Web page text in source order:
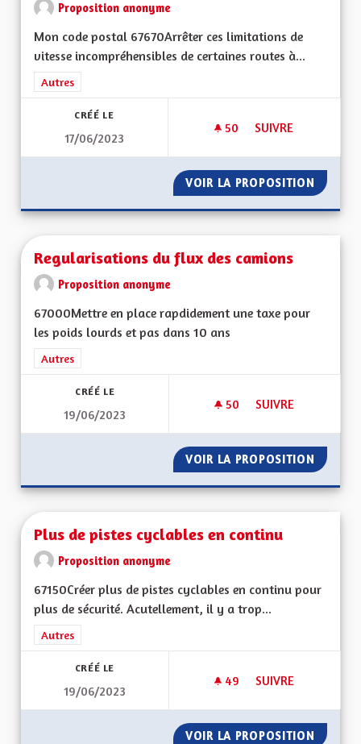
Proposition anonyme
Mon code postal 67670Arrêter ces limitations de
vitesse incompréhensibles de certaines routes à...
Filtrer les résultats de la catégorie : Autres
Autres
CRÉÉ LE
17/06/2023
50 50 ABONNÉS
SUIVRE
VOIR LA PROPOSITION
Regularisations du flux des camions
Proposition anonyme
67000Mettre en place rapdidement une taxe pour
les poids lourds et pas dans 10 ans
Filtrer les résultats de la catégorie : Autres
Autres
CRÉÉ LE
19/06/2023
50 50 ABONNÉS
SUIVRE
VOIR LA PROPOSITION
Plus de pistes cyclables en continu
Proposition anonyme
67150Créer plus de pistes cyclables en continu pour
plus de sécurité. Acutellement, il y a trop...
Filtrer les résultats de la catégorie : Autres
Autres
CRÉÉ LE
19/06/2023
49 49 ABONNÉS
SUIVRE
VOIR LA PROPOSITION PLUS